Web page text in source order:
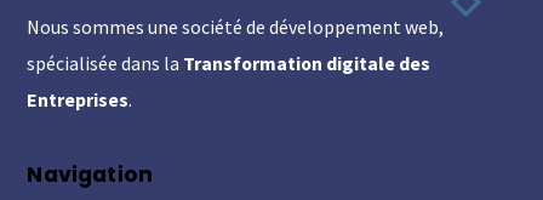
Top
Nous sommes une société de développement web,
spécialisée dans la Transformation digitale des
Entreprises.
Navigation